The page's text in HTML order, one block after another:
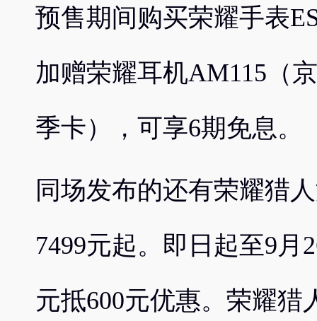
预售期间购买荣耀手表
加赠荣耀耳机AM115（
季卡），可享6期免息。
同场发布的还有荣耀猎
7499元起。即日起至9月
元抵600元优惠。荣耀猎